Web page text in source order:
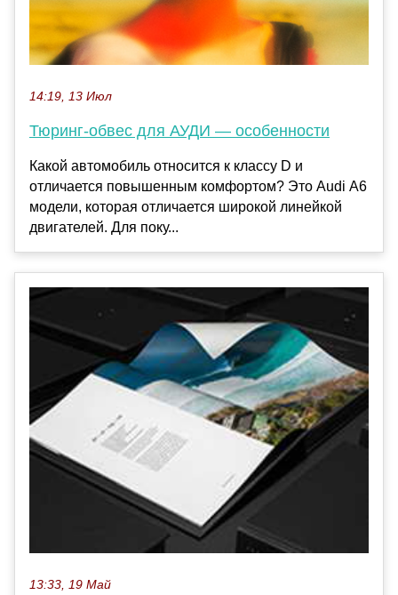
14:19, 13 Июл
Тюринг-обвес для АУДИ — особенности
Какой автомобиль относится к классу D и
отличается повышенным комфортом? Это Audi А6
модели, которая отличается широкой линейкой
двигателей. Для поку...
13:33, 19 Май